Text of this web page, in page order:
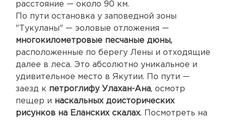
расстояние — около 90 км.
По пути остановка у заповедной зоны
"Тукуланы" — эоловые отложения —
многокилометровые песчаные дюны,
расположенные по берегу Лены и отходящие
далее в леса. Это абсолютно уникальное и
удивительное место в Якутии. По пути —
заезд к петроглифу Улахан-Ана, осмотр
пещер и наскальных доисторических
рисунков на Еланских скалах. Посмотреть на